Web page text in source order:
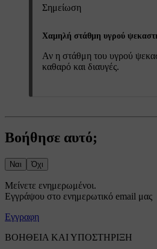
Σημείωση
Χαμηλή στάθμη υγρού
Αν η στάθμη του υγρού
καθαρό και διαυγές.
Βοήθησε αυτό;
Ναι Όχι